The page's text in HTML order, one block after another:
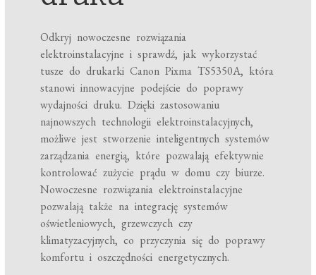
Odkryj nowoczesne rozwiązania
elektroinstalacyjne i sprawdź, jak wykorzystać
tusze do drukarki Canon Pixma TS5350A, która
stanowi innowacyjne podejście do poprawy
wydajności druku. Dzięki zastosowaniu
najnowszych technologii elektroinstalacyjnych,
możliwe jest stworzenie inteligentnych systemów
zarządzania energią, które pozwalają efektywnie
kontrolować zużycie prądu w domu czy biurze.
Nowoczesne rozwiązania elektroinstalacyjne
pozwalają także na integrację systemów
oświetleniowych, grzewczych czy
klimatyzacyjnych, co przyczynia się do poprawy
komfortu i oszczędności energetycznych.